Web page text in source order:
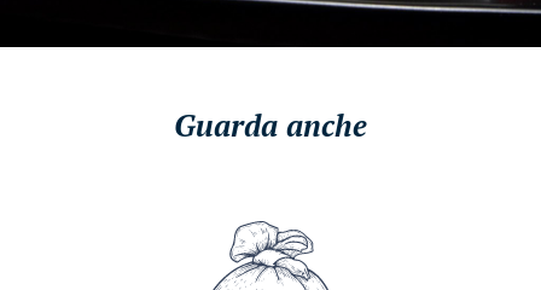
Guarda anche